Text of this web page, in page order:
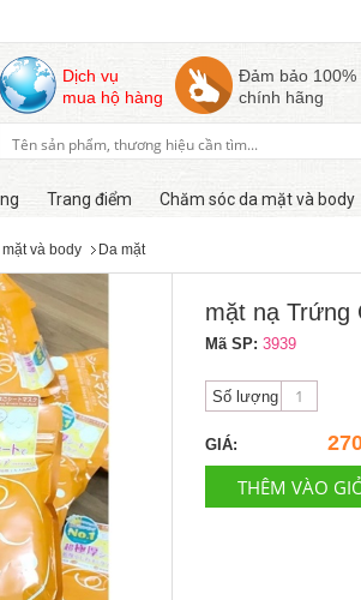
Dịch vụ
mua hộ hàng
Đảm bảo 100%
chính hãng
Trang điểm Chăm sóc da mặt và body
và body Da mặt
Còn hàng
mặt nạ Trứng
Mã SP: 3939
Số lượng
GIÁ: